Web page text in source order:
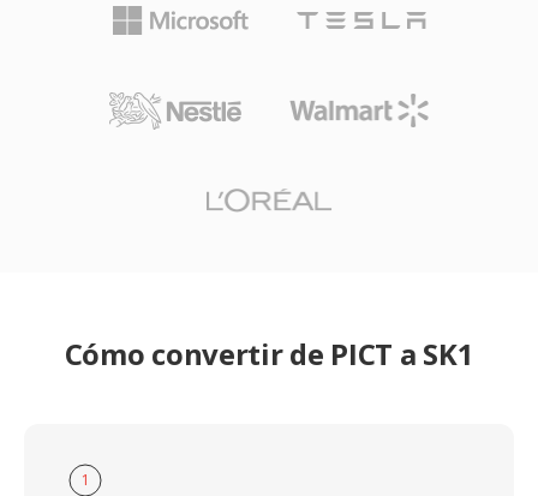
Cómo convertir de PICT a SK1
1